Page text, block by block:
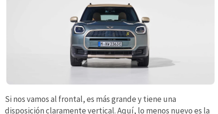
Si nos vamos al frontal, es más grande y tiene una
disposición claramente vertical. Aquí, lo menos nuevo es la